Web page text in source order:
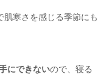
寒さを感じる季節にも
にできないので、寝る